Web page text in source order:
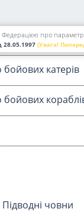
Федерацією про
28.05.1997 (Увага!
катерів 4 рангу
бойових катерів
бойових
Підводні човни